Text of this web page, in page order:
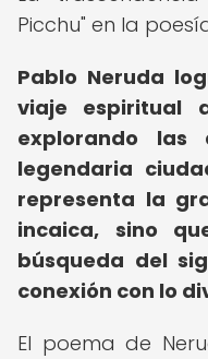
Picchu" en la
Pablo Neruda
viaje espiritual
explorando
legendaria
representa la
incaica, sino
búsqueda del
conexión con lo
El poema de